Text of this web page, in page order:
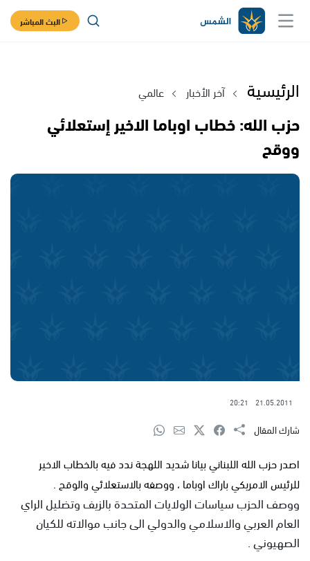
البث المباشر
الرئيسية آخر الأخبار عالمي
حزب الله: خطاب اوباما الاخير إستعلائي
ووقح
21.05.2011
20:21
شارك المقال
اصدر حزب الله اللبناني بيانا شديد اللهجة ندد فيه بالخطاب الاخير
للرئيس الامريكي باراك اوباما ، ووصفه بالاستعلائي والوقح .
ووصف الحزب سياسات الولايات المتحدة بالزيف وتضليل الراي
العام العربي والاسلامي والدولي الى جانب موالاته للكيان
الصهيوني .